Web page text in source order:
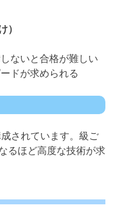
ないと合格が難しい
ドが求められる
されています。級ご
るほど高度な技術が求